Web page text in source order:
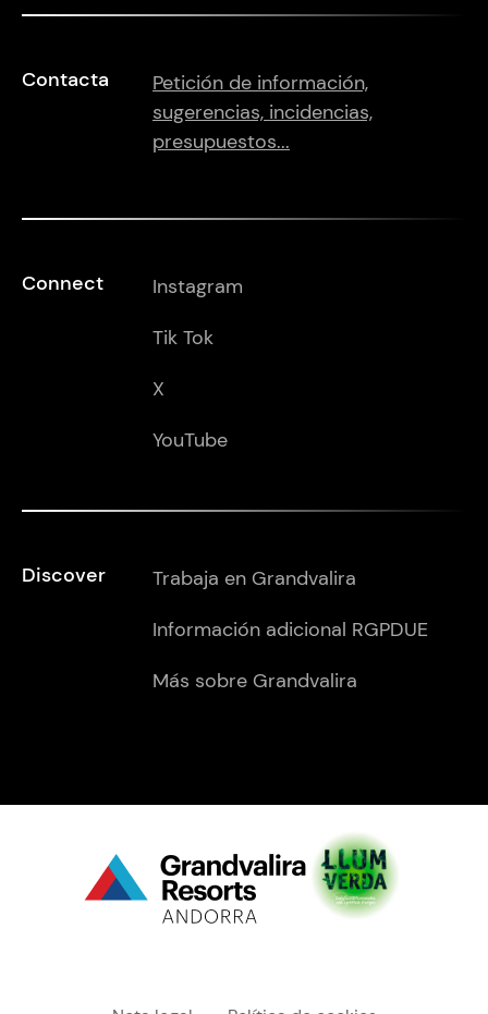
Contacta
Petición de información,
sugerencias, incidencias,
presupuestos...
Connect
Instagram
Tik Tok
X
YouTube
Discover
Trabaja en Grandvalira
Información adicional RGPDUE
Más sobre Grandvalira